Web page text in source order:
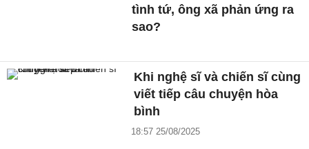
tình tứ, ông xã phản ứng ra
sao?
Khi nghệ sĩ và chiến sĩ cùng
viết tiếp câu chuyện hòa
bình
18:57 25/08/2025